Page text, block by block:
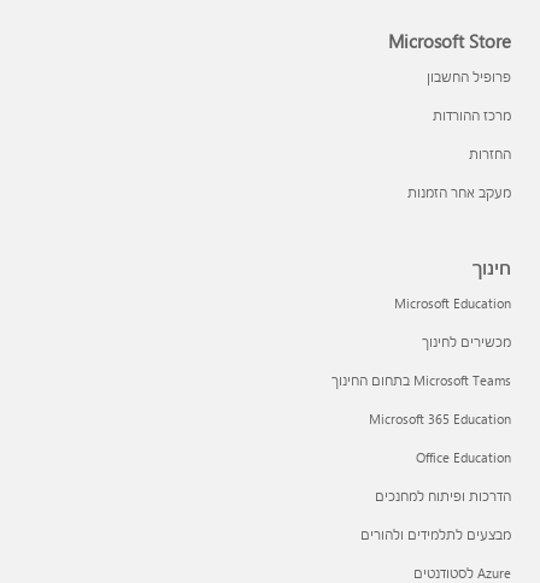
Microsoft Store
פרופיל החשבון
מרכז ההורדות
החזרות
מעקב אחר הזמנות
חינוך
Microsoft Education
מכשירים לחינוך
Microsoft Teams בתחום החינוך
Microsoft 365 Education
Office Education
הדרכות ופיתוח למחנכים
מבצעים לתלמידים ולהורים
Azure לסטודנטים